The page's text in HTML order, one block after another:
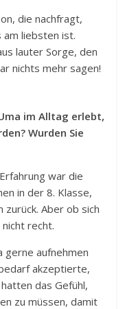
die nachfragt,
am liebsten ist.
lauter Sorge, den
nichts mehr sagen!
im Alltag erlebt,
Wurden Sie
war die
in der 8. Klasse,
zurück. Aber ob sich
recht.
gerne aufnehmen
akzeptierte,
das Gefühl,
zu müssen, damit